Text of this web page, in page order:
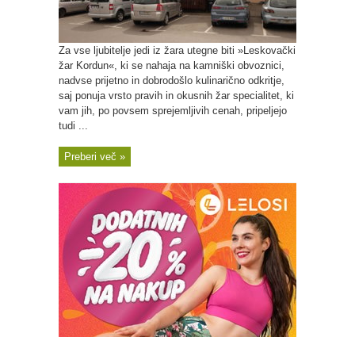
Za vse ljubitelje jedi iz žara utegne biti »Leskovački
žar Kordun«, ki se nahaja na kamniški obvoznici,
nadvse prijetno in dobrodošlo kulinarično odkritje,
saj ponuja vrsto pravih in okusnih žar specialitet, ki
vam jih, po povsem sprejemljivih cenah, pripeljejo
tudi ...
Preberi več »